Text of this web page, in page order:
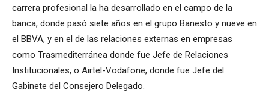
carrera profesional la ha desarrollado en el campo de la
banca, donde pasó siete años en el grupo Banesto y nueve en
el BBVA, y en el de las relaciones externas en empresas
como Trasmediterránea donde fue Jefe de Relaciones
Institucionales, o Airtel-Vodafone, donde fue Jefe del
Gabinete del Consejero Delegado.